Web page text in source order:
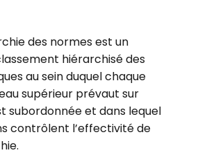
des normes est un
hiérarchisé des
au sein duquel chaque
supérieur prévaut sur
subordonnée et dans lequel
contrôlent l’effectivité de